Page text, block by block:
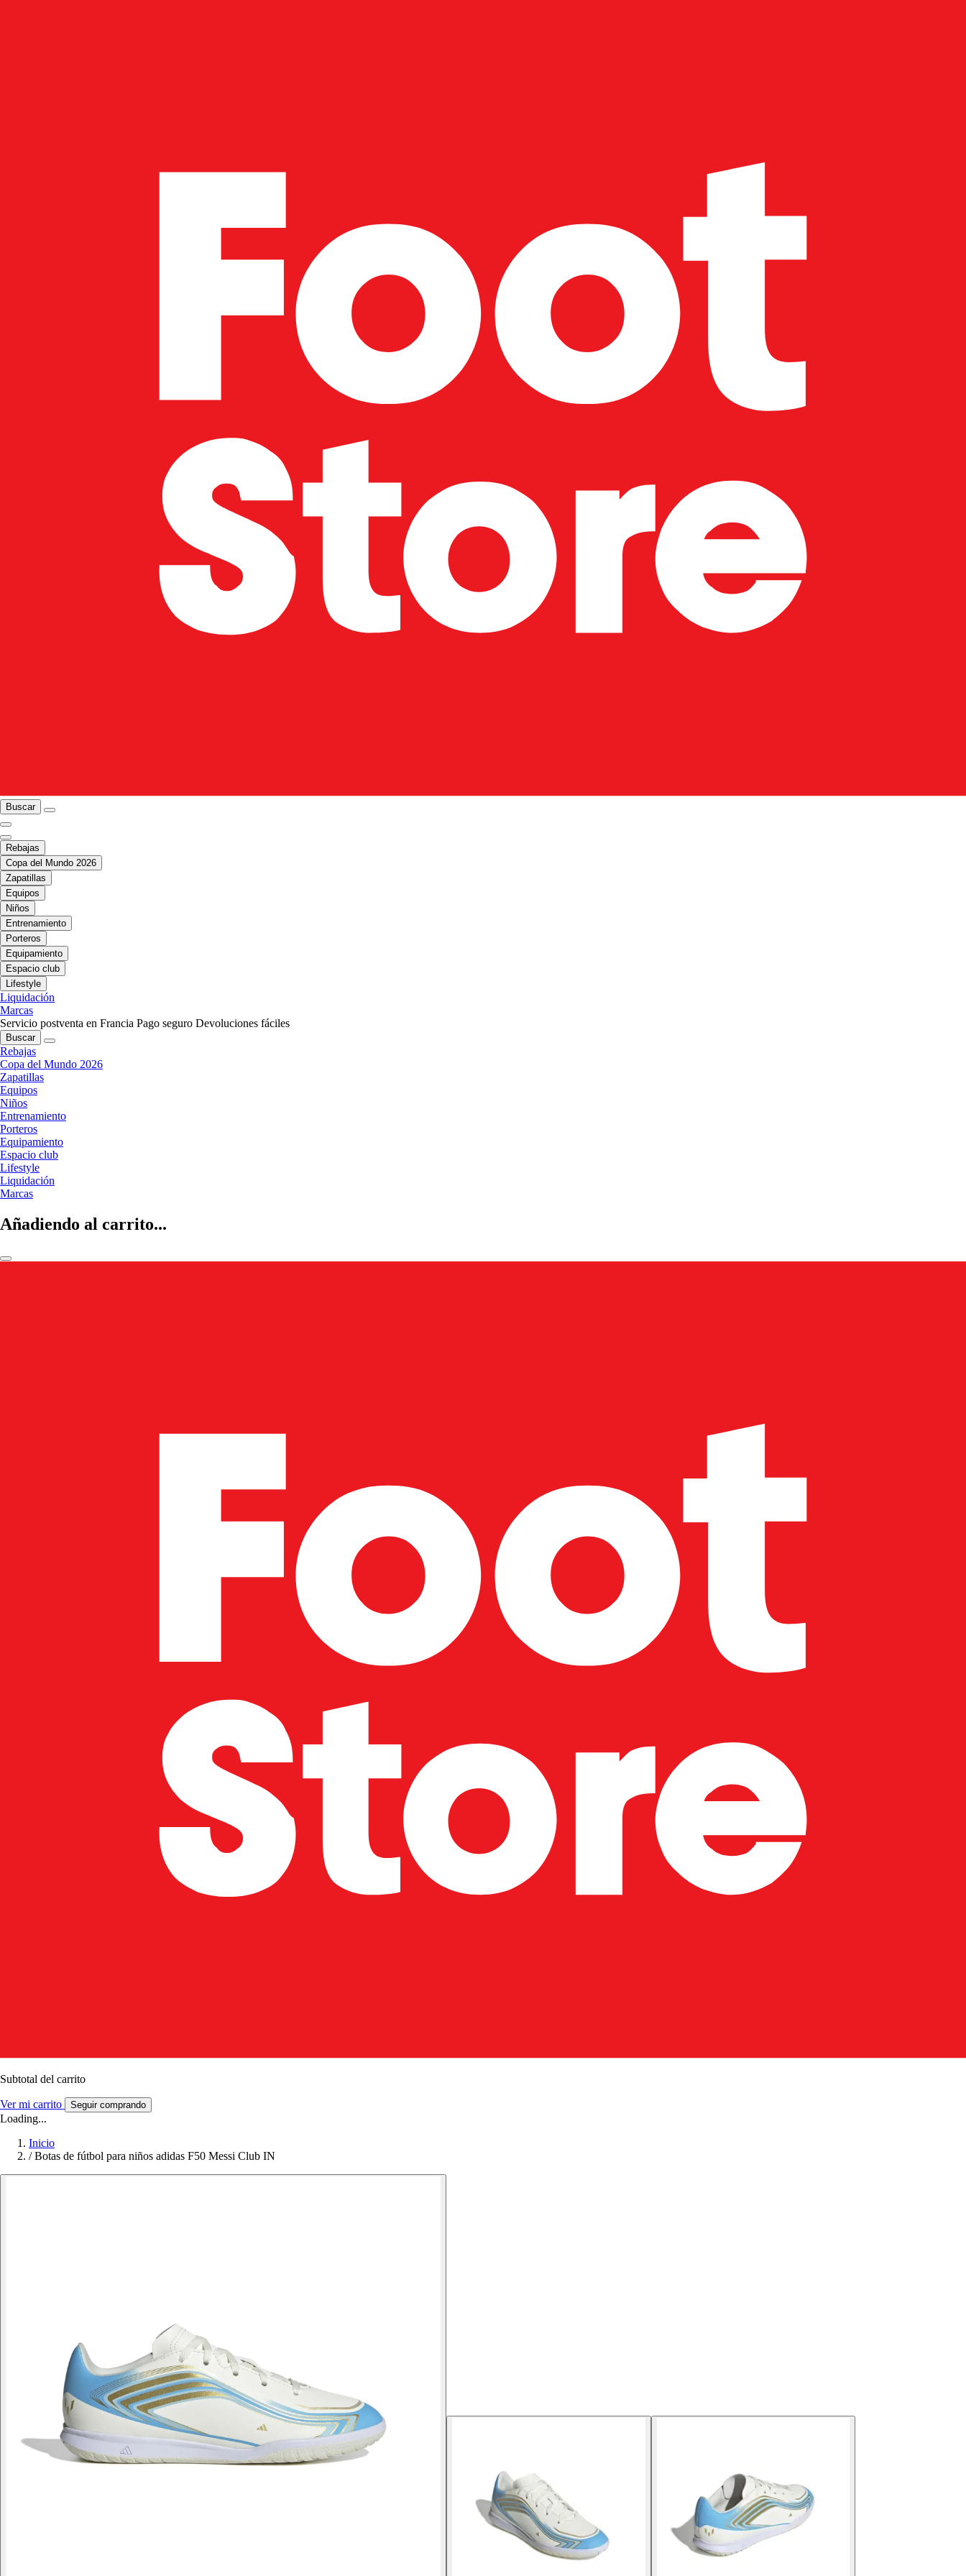
Buscar
Rebajas
Copa del Mundo 2026
Zapatillas
Equipos
Niños
Entrenamiento
Porteros
Equipamiento
Espacio club
Lifestyle
Liquidación
Marcas
Servicio postventa en Francia Pago seguro Devoluciones fáciles
Buscar
Rebajas
Copa del Mundo 2026
Zapatillas
Equipos
Niños
Entrenamiento
Porteros
Equipamiento
Espacio club
Lifestyle
Liquidación
Marcas
Añadiendo al carrito...
Subtotal del carrito
Ver mi carrito Seguir comprando
Loading...
Inicio
/ Botas de fútbol para niños adidas F50 Messi Club IN